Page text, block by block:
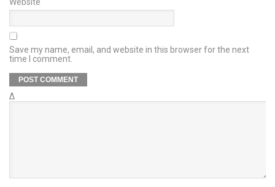
Save my name, email, and website in this browser for the next
time I comment.
Δ